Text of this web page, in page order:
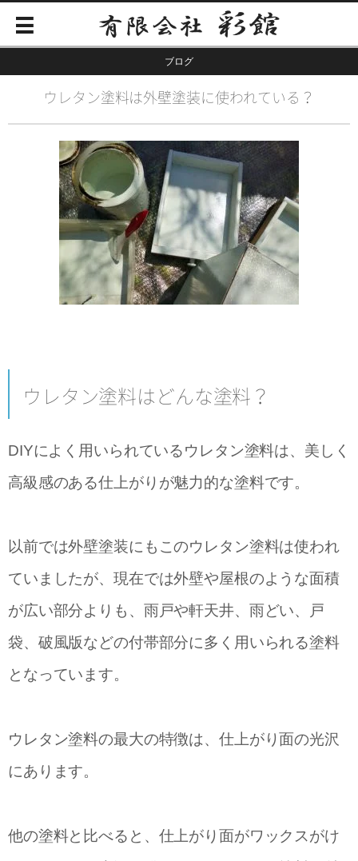
ブログ
ウレタン塗料は外壁塗装に使われている？
ウレタン塗料はどんな塗料？
DIYによく用いられているウレタン塗料は、美しく
高級感のある仕上がりが魅力的な塗料です。
以前では外壁塗装にもこのウレタン塗料は使われ
ていましたが、現在では外壁や屋根のような面積
が広い部分よりも、雨戸や軒天井、雨どい、戸
袋、破風版などの付帯部分に多く用いられる塗料
となっています。
ウレタン塗料の最大の特徴は、仕上がり面の光沢
にあります。
他の塗料と比べると、仕上がり面がワックスがけ